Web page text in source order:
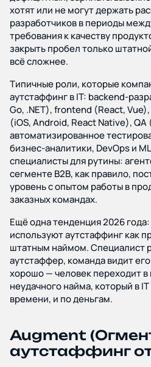
хотят или не могут держать
разработчиков в периоды
требования к качеству
закрыть пробел только
всё сложнее.
Типичные роли, которые
аутстаффинг в IT: backend-
Go, .NET), frontend (React,
(iOS, Android, React Native), QA
автоматизированное
бизнес-аналитики, DevOps и
специалисты для рутины:
сегменте B2B, как правило,
уровень с опытом работы в
заказных командах.
Ещё одна тенденция 2026
используют аутстаффинг как
штатным наймом. Специалист
аутстаффер, команда видит
хорошо — человек переходит
неудачного найма, который в
времени, и по деньгам.
Augment
аутстаффинг от